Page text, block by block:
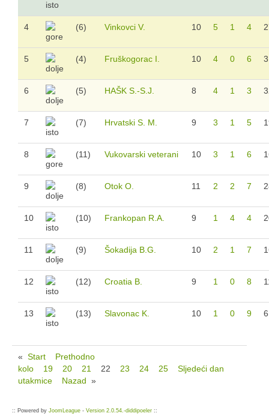
Sezona 2013/14.
Sezona 2012/13.
Login
4 (6) Vinkovci V. 10 5 1 4
5 (4) Fruškogorac I. 10 4 0 6
6 (5) HAŠK S.-S.J. 8 4 1 3
7 (7) Hrvatski S. M. 9 3 1 5
8 (11) Vukovarski veterani 10 3 1 6
9 (8) Otok O. 11 2 2 7
10 (10) Frankopan R.A. 9 1 4 4
11 (9) Šokadija B.G. 10 2 1 7
12 (12) Croatia B. 9 1 0 8
13 (13) Slavonac K. 10 1 0 9 6
« Start
Prethodno
kolo
19 20 21 22 23 24 25
Sljedeći dan
utakmice
Nazad »
:: Powered by JoomLeague - Version 2.0.54.-diddipoeler ::